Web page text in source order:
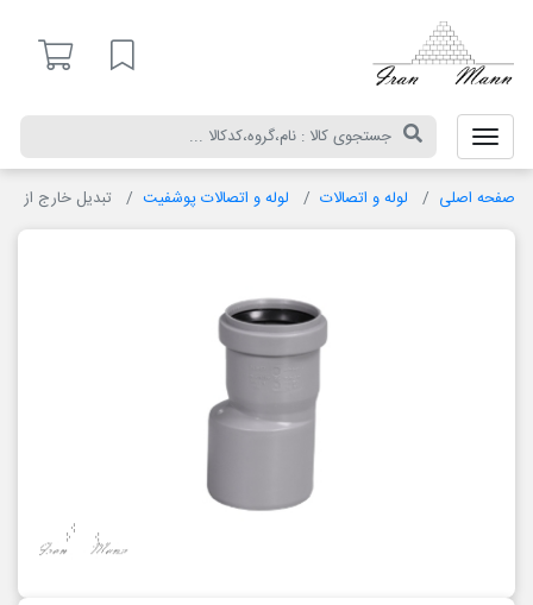
لیست مورد علاقه
صفحه اصلی لوله و اتصالات لوله و اتصالات پوشفیت تبدیل خارج از